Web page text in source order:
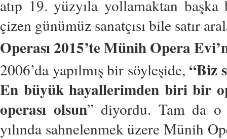
atıp 19. yüzyıla yollamaktan
çizen günümüz sanatçısı bile satır
Operası 2015’te Münih Opera
2006’da yapılmış bir söyleşide, “Biz
En büyük hayallerimden biri bir
operası olsun” diyordu. Tam da o
yılında sahnelenmek üzere Münih